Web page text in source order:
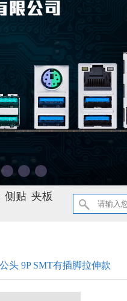
侧贴 夹板
头 9P SMT有插脚拉伸款